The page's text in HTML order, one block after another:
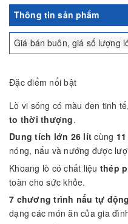
Thông tin sản phẩm
Giá bán buôn, giá số lượng
Đặc điểm nổi bật
Lò vi sóng có màu đen tinh
to thời thượng.
Dung tích lớn 26 lítcùng
nóng, nấu và nướng được
Khoang lò có chất liệu thép
toàn cho sức khỏe.
7 chương trình nấu tự động
dạng các món ăn của gia